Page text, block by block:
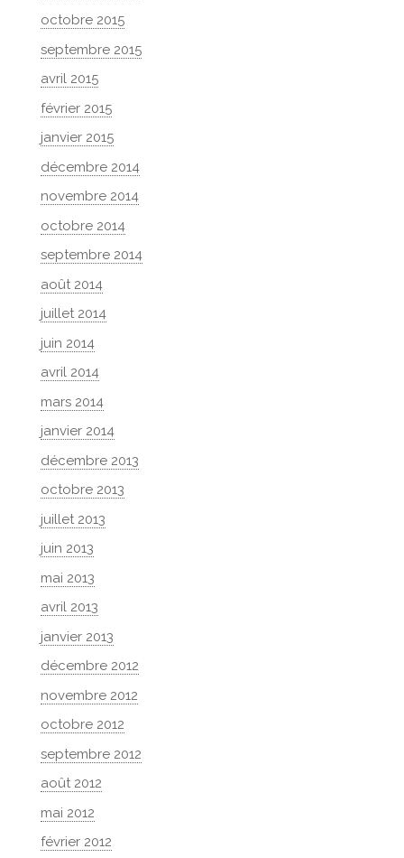
octobre 2015
septembre 2015
avril 2015
février 2015
janvier 2015
décembre 2014
novembre 2014
octobre 2014
septembre 2014
août 2014
juillet 2014
juin 2014
avril 2014
mars 2014
janvier 2014
décembre 2013
octobre 2013
juillet 2013
juin 2013
mai 2013
avril 2013
janvier 2013
décembre 2012
novembre 2012
octobre 2012
septembre 2012
août 2012
mai 2012
février 2012